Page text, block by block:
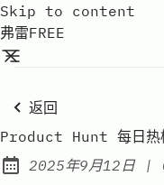
Skip to content
弗雷FREE
返回
Product Hunt 每日
Published:
2025年9月12日|